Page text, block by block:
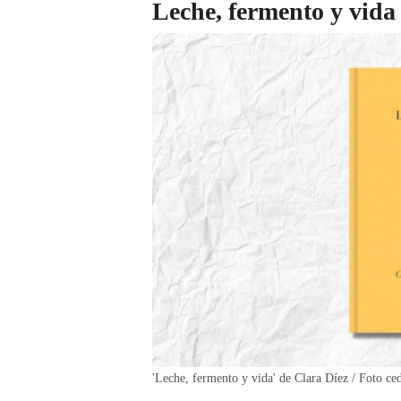
Leche, fermento y vida
'Leche, fermento y vida' de Clara Díez / Foto